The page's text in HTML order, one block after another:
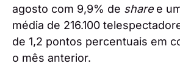
agosto com 9,9% de sharee
média de 216.100
de 1,2 pontos percentuais em
o mês anterior.